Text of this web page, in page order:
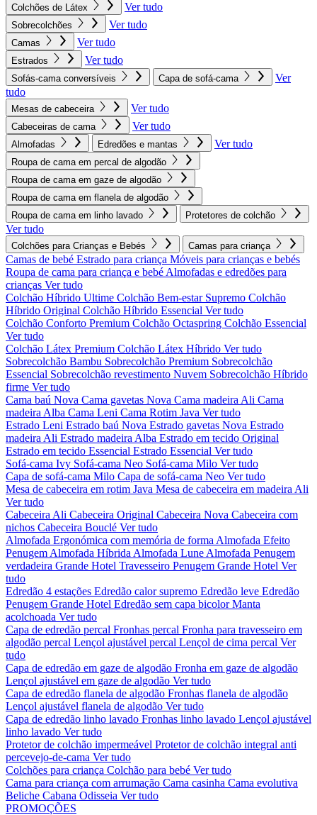
Colchões de Látex
Ver tudo
Sobrecolchões Ver tudo
Camas Ver tudo
Estrados Ver tudo
Sofás-cama conversíveis Capa de sofá-cama
Ver
tudo
Mesas de cabeceira Ver tudo
Cabeceiras de cama Ver tudo
Almofadas Edredões e mantas Ver tudo
Roupa de cama em percal de algodão
Roupa de cama em gaze de algodão
Roupa de cama em flanela de algodão
Roupa de cama em linho lavado
Protetores de colchão
Ver tudo
Colchões para Crianças e Bebés Camas para criança
Camas de bebé Estrado para criança Móveis para crianças e bebés
Roupa de cama para criança e bebé Almofadas e edredões para
crianças Ver tudo
Colchão Híbrido Ultime Colchão Bem-estar Supremo Colchão
Híbrido Original Colchão Híbrido Essencial Ver tudo
Colchão Conforto Premium Colchão Octaspring Colchão Essencial
Ver tudo
Colchão Látex Premium Colchão Látex Híbrido Ver tudo
Sobrecolchão Bambu Sobrecolchão Premium Sobrecolchão
Essencial Sobrecolchão revestimento Nuvem Sobrecolchão Híbrido
firme Ver tudo
Cama baú Nova Cama gavetas Nova Cama madeira Ali Cama
madeira Alba Cama Leni Cama Rotim Java Ver tudo
Estrado Leni Estrado baú Nova Estrado gavetas Nova Estrado
madeira Ali Estrado madeira Alba Estrado em tecido Original
Estrado em tecido Essencial Estrado Essencial Ver tudo
Sofá-cama Ivy Sofá-cama Neo Sofá-cama Milo Ver tudo
Capa de sofá-cama Milo Capa de sofá-cama Neo Ver tudo
Mesa de cabeceira em rotim Java Mesa de cabeceira em madeira Ali
Ver tudo
Cabeceira Ali Cabeceira Original Cabeceira Nova Cabeceira com
nichos Cabeceira Bouclé Ver tudo
Almofada Ergonómica com memória de forma Almofada Efeito
Penugem Almofada Híbrida Almofada Lune Almofada Penugem
verdadeira Grande Hotel Travesseiro Penugem Grande Hotel Ver
tudo
Edredão 4 estações Edredão calor supremo Edredão leve Edredão
Penugem Grande Hotel Edredão sem capa bicolorManta
acolchoada Ver tudo
Capa de edredão percal Fronhas percal Fronha para travesseiro em
algodão percal Lençol ajustável percal Lençol de cima percal Ver
tudo
Capa de edredão em gaze de algodão Fronha em gaze de algodão
Lençol ajustável em gaze de algodão Ver tudo
Capa de edredão flanela de algodão Fronhas flanela de algodão
Lençol ajustável flanela de algodão Ver tudo
Capa de edredão linho lavado Fronhas linho lavado Lençol ajustável
linho lavado Ver tudo
Protetor de colchão impermeável Protetor de colchão integral anti
percevejo-de-cama Ver tudo
Colchões para criança Colchão para bebé Ver tudo
Cama para criança com arrumação Cama casinha Cama evolutiva
Beliche Cabana Odisseia Ver tudo
PROMOÇÕES